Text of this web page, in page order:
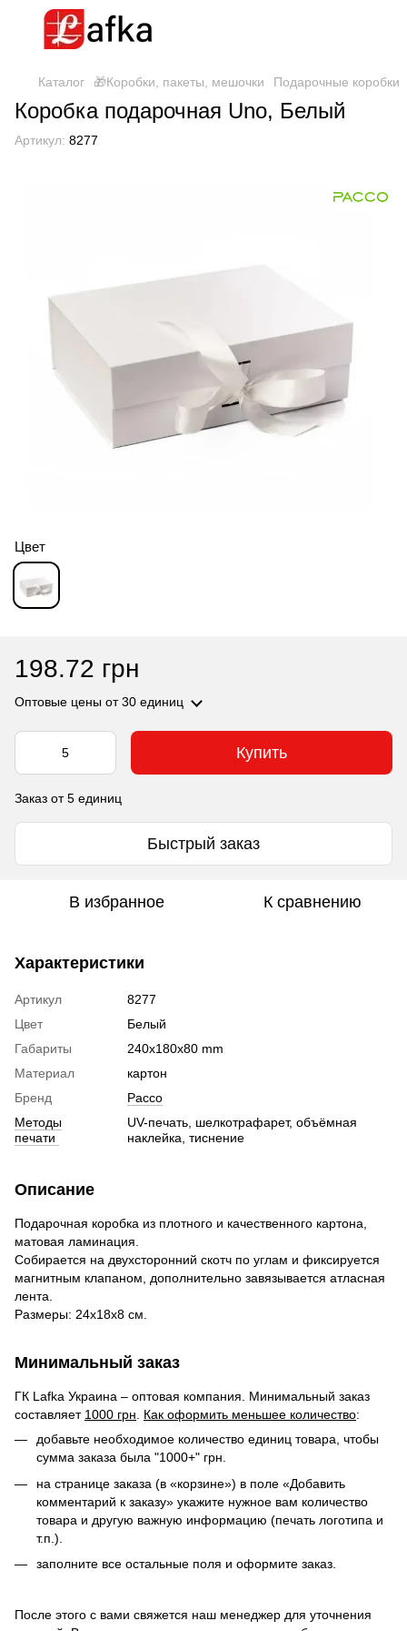
Каталог 🎁Коробки, пакеты, мешочки Подарочные коробки
Коробка подарочная Uno, Белый
Артикул: 8277
Цвет
198.72 грн
Оптовые цены от 30 единиц
Купить
Заказ от 5 единиц
Быстрый заказ
В избранное К сравнению
Характеристики
Артикул
8277
Цвет
Белый
Габариты
240х180х80 mm
Материал
картон
Бренд
Pacco
Методы
печати
UV-печать, шелкотрафарет, объёмная
наклейка, тиснение
Описание
Подарочная коробка из плотного и качественного картона,
матовая ламинация.
Собирается на двухсторонний скотч по углам и фиксируется
магнитным клапаном, дополнительно завязывается атласная
лента.
Размеры: 24х18х8 см.
Минимальный заказ
ГК Lafka Украина – оптовая компания. Минимальный заказ
составляет 1000 грн. Как оформить меньшее количество:
добавьте необходимое количество единиц товара, чтобы
сумма заказа была "1000+" грн.
на странице заказа (в «корзине») в поле «Добавить
комментарий к заказу» укажите нужное вам количество
товара и другую важную информацию (печать логотипа и
т.п.).
заполните все остальные поля и оформите заказ.
После этого с вами свяжется наш менеджер для уточнения